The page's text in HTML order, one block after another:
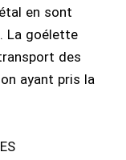
en sont
La goélette
des
ayant pris la